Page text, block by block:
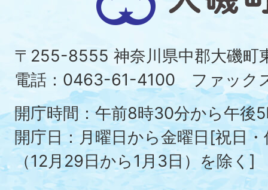
磯
町
〒255-8555 神奈川県中郡大磯
電話：0463-61-4100 ファック
開庁時間：午前8時30分から午後
開庁日：月曜日から金曜日[祝日
（12月29日から1月3日）を除く]